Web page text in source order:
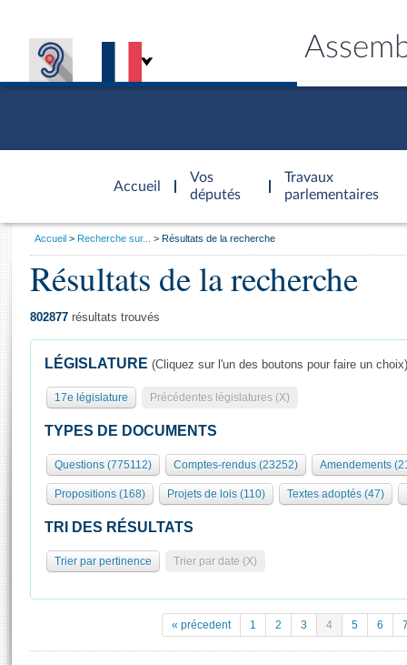
Accueil
d'accueil
Vos
députés
Travaux
parlementaires
Présidence
577 députés
Groupes politiques
Séance publique
Commissions et autres organes
Europe et International
Pétitions
Général
Rôle et pouvoirs de l'Assemblée
Organisation de l'Assemblée
Présidence Conférence des Présidents Bureau Collège des
Statistiques et chiffres clés
Documents de référence
( Constitution | Règlement de l'Assemblée ... )
Visiter l'Assemblée
Visite virtuelle du palais Bourbon
Assister à une séance
Vous
Accueil Recherche sur... Résultats de la recherche
Résultats de la recherche
802877 résultats trouvés
LÉGISLATURE (Cliquez sur l'un des boutons pour faire un choix)
17e législature Précédentes législatures (X)
TYPES DE DOCUMENTS
Questions (775112) Comptes-rendus (23252) Amendements
Propositions (168) Projets de lois (110) Textes adoptés (47)
TRI DES RÉSULTATS
Trier par pertinence Trier par date (X)
« précedent 1 2 3 4 5 6